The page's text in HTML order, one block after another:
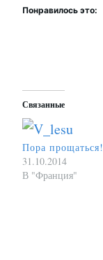
Понравилось это:
Связанные
Пора прощаться!
31.10.2014
В "Франция"